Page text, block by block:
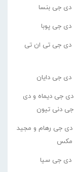
دی جی بنسا
دی جی پوبا
دی جی تی ان تی
دی جی دایان
دی جی دیماه و دی
جی دنی تیون
دی جی رهام و مجید
مکس
دی جی سیا